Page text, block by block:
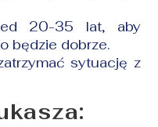
20-35 lat, aby
będzie dobrze.
sytuację z